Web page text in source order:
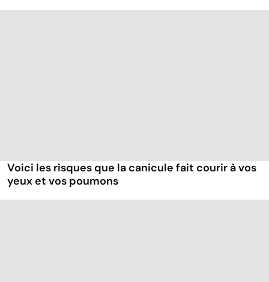
Voici les risques que la canicule fait courir à vos
yeux et vos poumons